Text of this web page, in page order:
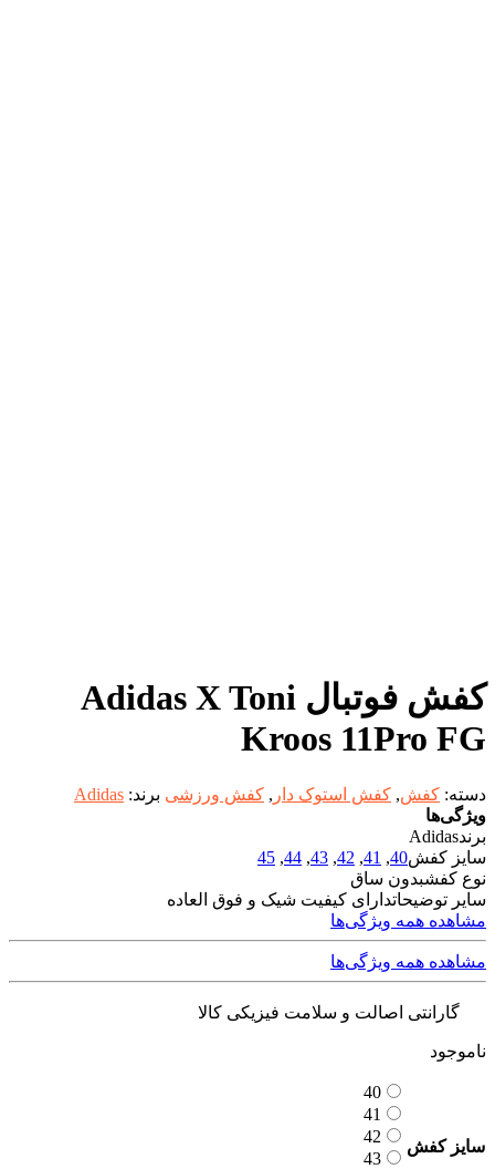
کفش فوتبال Adidas X Toni
Kroos 11Pro FG
دسته: کفش, کفش استوک دار , کفش ورزشی برند: Adidas
ویژگی‌ها
برندAdidas
سایز کفش40
,
41
,
42
,
43
,
44
,
45
نوع کفشبدون ساق
سایر توضیحاتدارای کیفیت شیک و فوق العاده
مشاهده همه ویژگی‌ها
مشاهده همه ویژگی‌ها
گارانتی اصالت و سلامت فیزیکی کالا
ناموجود
سایز کفش
40
41
42
43